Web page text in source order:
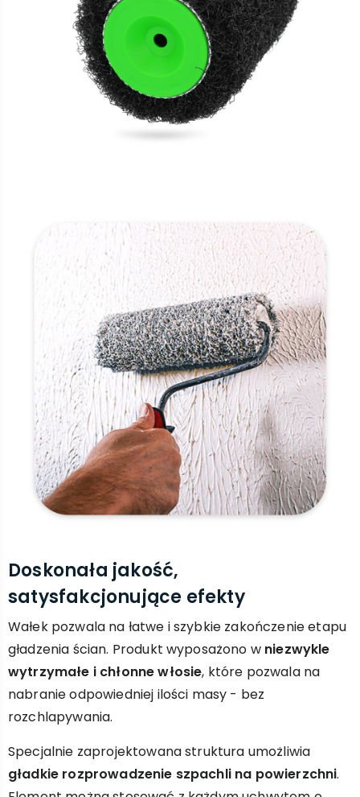
Doskonała jakość,
satysfakcjonujące efekty
Wałek pozwala na łatwe i szybkie zakończenie etapu
gładzenia ścian. Produkt wyposażono w niezwykle
wytrzymałe i chłonne włosie, które pozwala na
nabranie odpowiedniej ilości masy - bez
rozchlapywania.
Specjalnie zaprojektowana struktura umożliwia
gładkie rozprowadzenie szpachli na powierzchni.